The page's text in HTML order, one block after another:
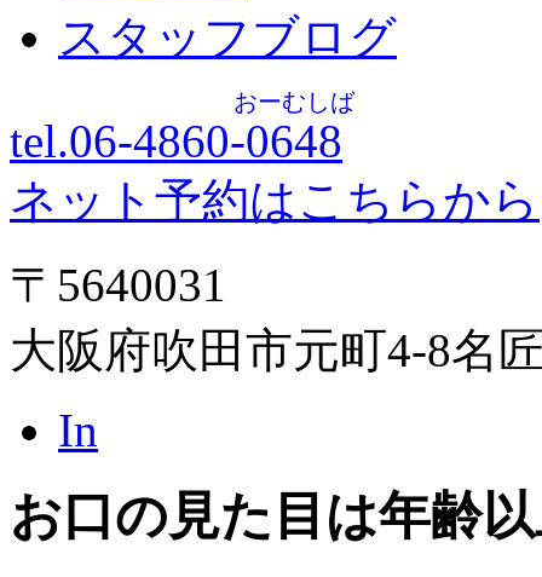
スタッフブログ
tel.06-4860-0648
おーむしば
ネット予約はこちらから
〒5640031
大阪府吹田市元町4-8名
In
お口の見た目は年齢